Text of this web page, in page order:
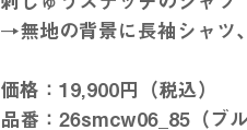
→無地の背景に長袖シャツ
価格：19,900円（税込）
品番：26smcw06_85（ブル